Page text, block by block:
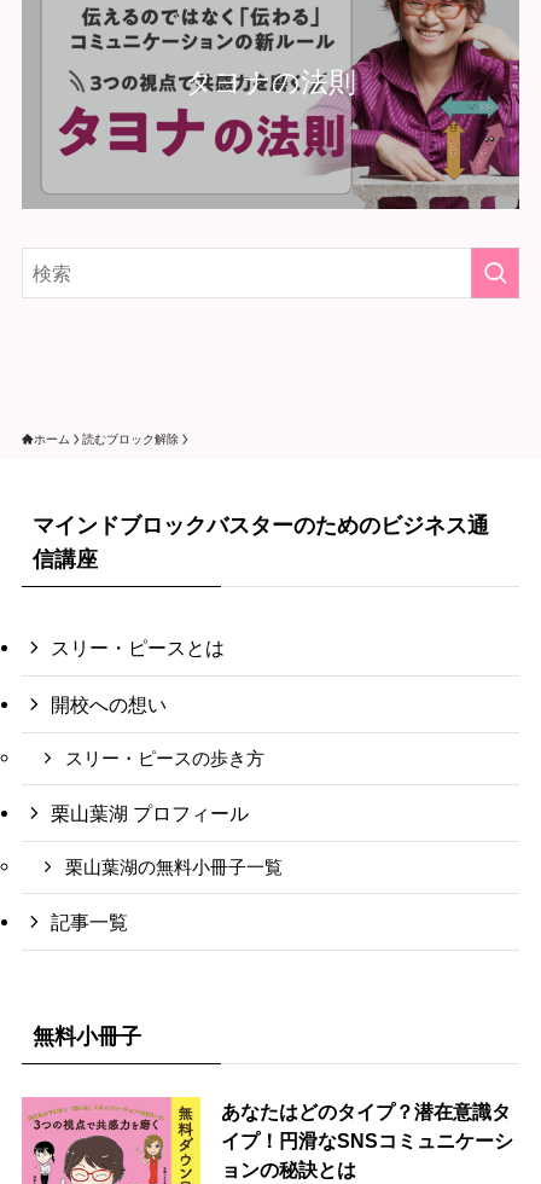
タヨナの法則
ホーム 読むブロック解除
マインドブロックバスターのためのビジネス通
信講座
スリー・ピースとは
開校への想い
スリー・ピースの歩き方
栗山葉湖 プロフィール
栗山葉湖の無料小冊子一覧
記事一覧
無料小冊子
あなたはどのタイプ？潜在意識タ
イプ！円滑なSNSコミュニケーシ
ョンの秘訣とは